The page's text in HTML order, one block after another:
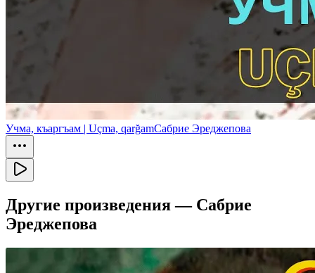
Учма, къаргъам | Uçma, qarğamСабрие Эреджепова
Другие произведения — Сабрие
Эреджепова